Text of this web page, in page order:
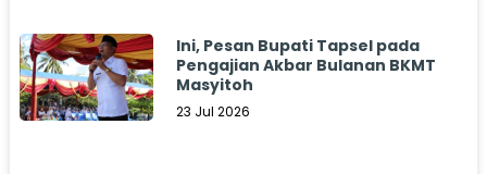
Ini, Pesan Bupati Tapsel pada
Pengajian Akbar Bulanan BKMT
Masyitoh
23 Jul 2026